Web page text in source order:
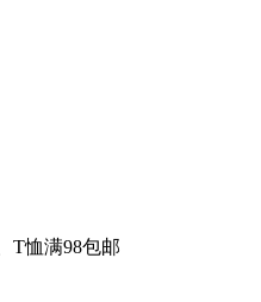
T恤满98包邮